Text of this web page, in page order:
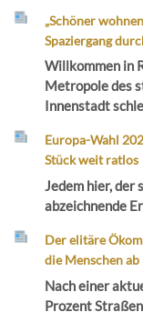
„Schöner
Spaziergang
Willkommen in
Metropole des
Innenstadt
Europa-Wahl
Stück weit ratlos
Jedem hier, der
abzeichnende
Der elitäre
die Menschen ab
Nach einer
Prozent